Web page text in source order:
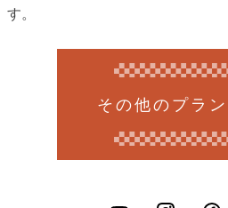
す。
その他のプラ